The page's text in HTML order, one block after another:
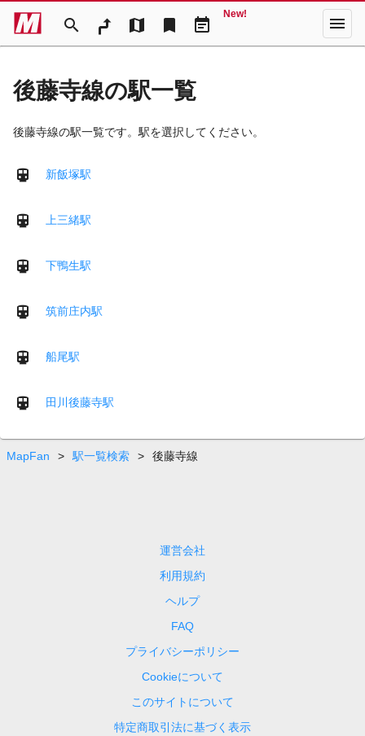
search map bookmark event_note
New! menu
後藤寺線の駅一覧
後藤寺線の駅一覧です。駅を選択してください。
新飯塚駅
上三緒駅
下鴨生駅
筑前庄内駅
船尾駅
田川後藤寺駅
MapFan > 駅一覧検索 > 後藤寺線
運営会社
利用規約
ヘルプ
FAQ
プライバシーポリシー
Cookieについて
このサイトについて
特定商取引法に基づく表示